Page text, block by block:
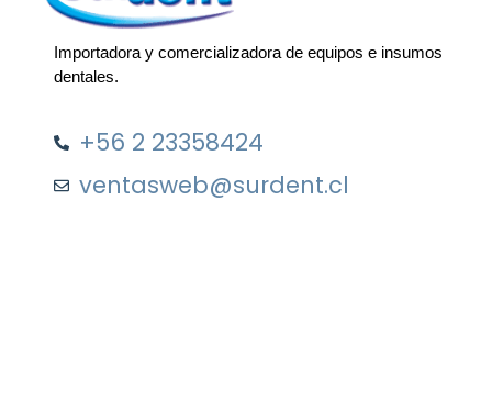
Importadora y comercializadora de equipos e insumos
dentales.
+56 2 23358424
ventasweb@surdent.cl